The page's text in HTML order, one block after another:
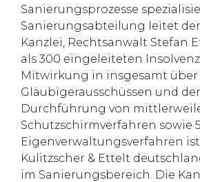
Sanierungsprozesse
Sanierungsabteilung leitet
Kanzlei, Rechtsanwalt Stefan
als 300 eingeleiteten
Mitwirkung in insgesamt über
Gläubigerausschüssen und der
Durchführung von
Schutzschirmverfahren sowie
Eigenverwaltungsverfahren
Kulitzscher & Ettelt
im Sanierungsbereich. Die